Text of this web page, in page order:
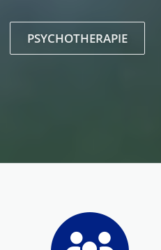
PSYCHOTHERAPIE